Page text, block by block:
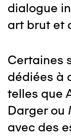
dialogue
art brut et
Certaines
dédiées à
telles que
Darger ou
avec des